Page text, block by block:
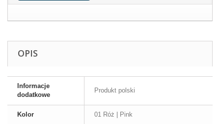
OPIS
Informacje
dodatkowe
Produkt polski
Kolor 01 Róż | Pink